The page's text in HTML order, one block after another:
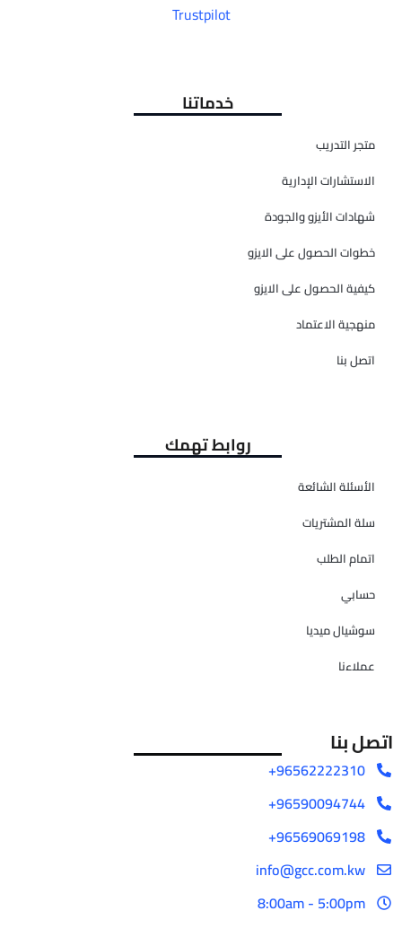
Trustpilot
خدماتنا
متجر التدريب
الاستشارات الإدارية
شهادات الأيزو والجودة
خطوات الحصول على الايزو
كيفية الحصول على الايزو
منهجية الاعتماد
اتصل بنا
روابط تهمك
الأسئلة الشائعة
سلة المشتريات
اتمام الطلب
حسابي
سوشيال ميديا
عملاءنا
اتصل بنا
96562222310+
96590094744+
96569069198+
info@gcc.com.kw
8:00am - 5:00pm